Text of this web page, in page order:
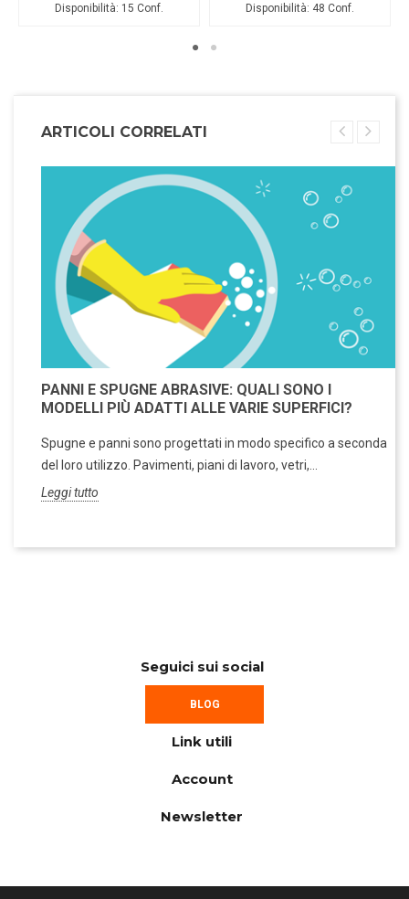
Disponibilità: 15 Conf. Disponibilità: 48 Conf.
ARTICOLI CORRELATI
PANNI E SPUGNE ABRASIVE: QUALI SONO I
MODELLI PIÙ ADATTI ALLE VARIE SUPERFICI?
Spugne e panni sono progettati in modo specifico a seconda
del loro utilizzo. Pavimenti, piani di lavoro, vetri,...
Leggi tutto
Seguici sui social
BLOG
Link utili
Account
Newsletter